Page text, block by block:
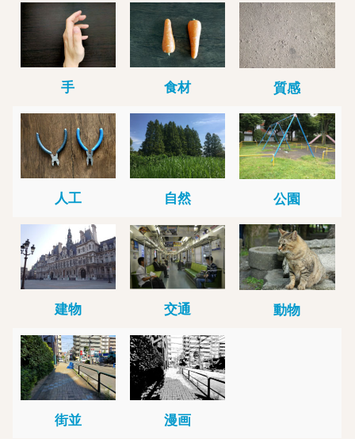
手 食材 質感
人工 自然 公園
建物 交通 動物
街並 漫画